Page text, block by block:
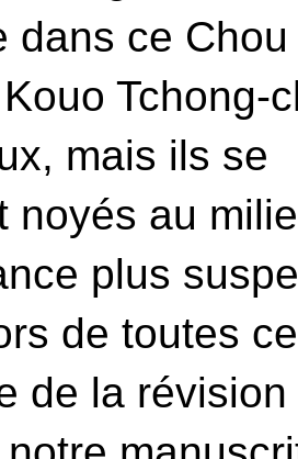
dans ce Chou
Tchong-
mais ils se
noyés au
plus
de toutes
de la révision